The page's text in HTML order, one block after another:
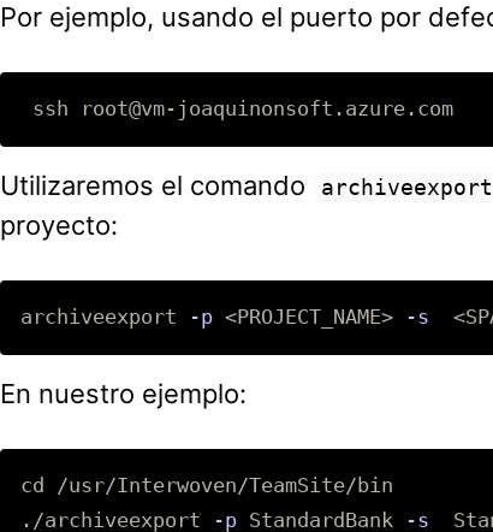
Por ejemplo, usando el puerto por
ssh root@vm-joaquinonsoft.azure.com
Utilizaremos el comando archiveexport
proyecto:
archiveexport -p <PROJECT_NAME> -s
En nuestro ejemplo:
cd
/usr/Interwoven/TeamSite/bin
./archiveexport
-p StandardBank -s